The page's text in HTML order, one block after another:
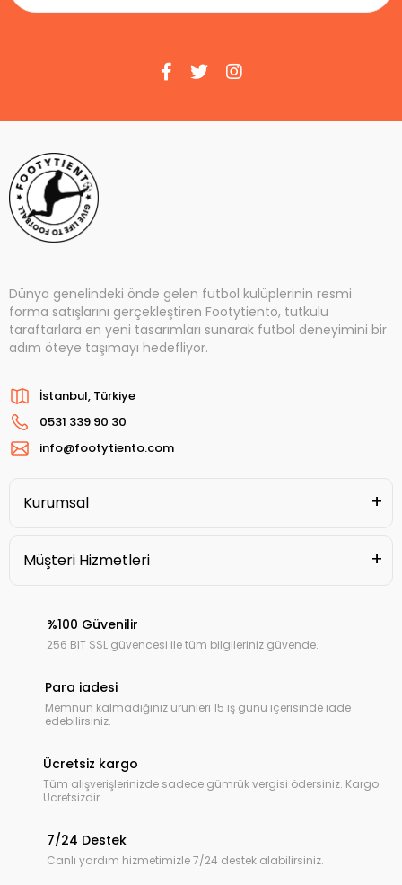
Dünya genelindeki önde gelen futbol kulüplerinin resmi
forma satışlarını gerçekleştiren Footytiento, tutkulu
taraftarlara en yeni tasarımları sunarak futbol deneyimini bir
adım öteye taşımayı hedefliyor.
İstanbul, Türkiye
0531 339 90 30
info@footytiento.com
Kurumsal
Müşteri Hizmetleri
%100 Güvenilir
256 BIT SSL güvencesi ile tüm bilgileriniz güvende.
Para iadesi
Memnun kalmadığınız ürünleri 15 iş günü içerisinde iade
edebilirsiniz.
Ücretsiz kargo
Tüm alışverişlerinizde sadece gümrük vergisi ödersiniz. Kargo
Ücretsizdir.
7/24 Destek
Canlı yardım hizmetimizle 7/24 destek alabilirsiniz.